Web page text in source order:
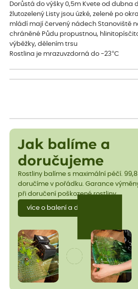
Dorůstá do výšky 0,5m Kvete od dubna
žlutozelený Listy jsou úzké, zelené po
mládí mají červený nádech Stanoviště
chráněné Půdu propustnou,
výběžky, dělením trsu
Rostlina je mrazuvzdorná do -23°C
Jak balíme a
doručujeme
Rostliny balíme s maximální péčí. 99,8
doručíme v pořádku. Garance
při doručení poškozené rostliny.
více o balení a dopravě